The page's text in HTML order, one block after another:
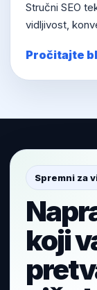
Stručni SEO
vidljivost,
Pročitajte
Spremni za
koji